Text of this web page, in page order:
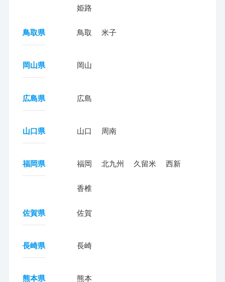
姫路
鳥取県 鳥取 米子
岡山県 岡山
広島県 広島
山口県 山口 周南
福岡県 福岡 北九州 久留米 西新
香椎
佐賀県 佐賀
長崎県 長崎
熊本県 熊本